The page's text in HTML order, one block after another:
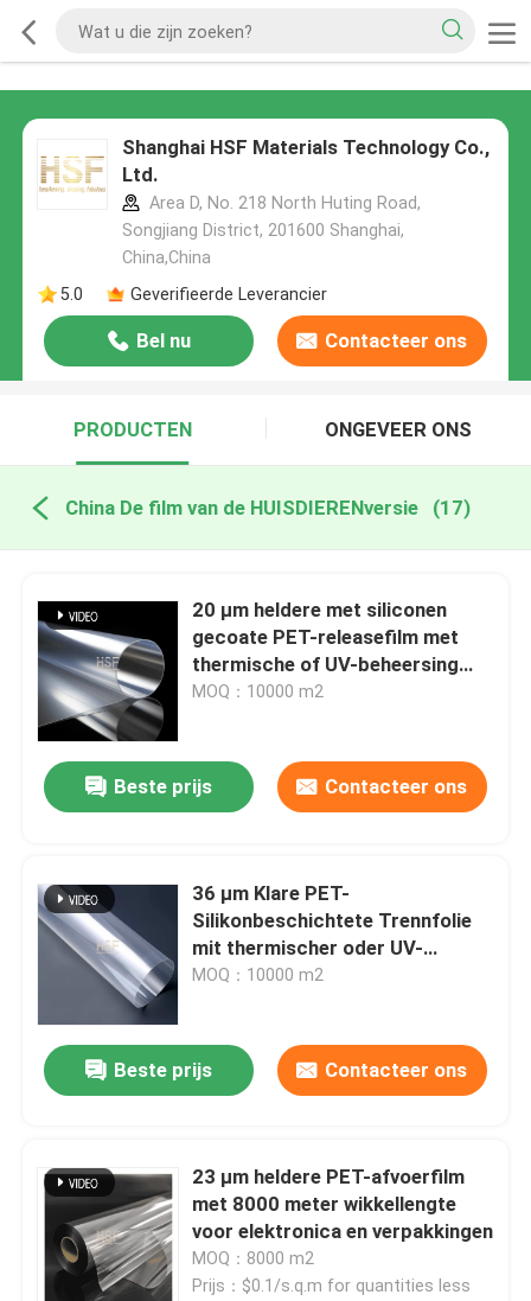
Shanghai HSF Materials Technology Co.,
Ltd.
Area D, No. 218 North Huting Road,
Songjiang District, 201600 Shanghai,
China,China
5.0
Geverifieerde Leverancier
Bel nu Contacteer ons
PRODUCTEN ONGEVEER ONS
China De film van de HUISDIERENversie (17)
20 μm heldere met siliconen
gecoate PET-releasefilm met
thermische of UV-beheersing
voor banden en etiketten
MOQ：10000 m2
Beste prijs Contacteer ons
36 µm Klare PET-
Silikonbeschichtete Trennfolie
mit thermischer oder UV-
Härtung für Klebebänder und
MOQ：10000 m2
Beste prijs Contacteer ons
23 μm heldere PET-afvoerfilm
met 8000 meter wikkellengte
voor elektronica en verpakkingen
MOQ：8000 m2
Prijs：$0.1/s.q.m for quantities less